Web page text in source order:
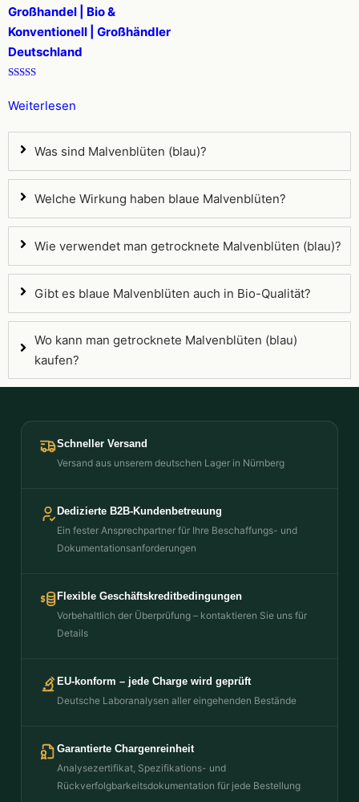
Großhandel | Bio &
Konventionell | Großhändler
Deutschland
von 5
Weiterlesen
Was sind Malvenblüten (blau)?
Welche Wirkung haben blaue Malvenblüten?
Wie verwendet man getrocknete Malvenblüten (blau)?
Gibt es blaue Malvenblüten auch in Bio-Qualität?
Wo kann man getrocknete Malvenblüten (blau)
kaufen?
Schneller Versand
Versand aus unserem deutschen Lager in Nürnberg
Dedizierte B2B-Kundenbetreuung
Ein fester Ansprechpartner für Ihre Beschaffungs- und
Dokumentationsanforderungen
Flexible Geschäftskreditbedingungen
Vorbehaltlich der Überprüfung – kontaktieren Sie uns für
Details
EU-konform – jede Charge wird geprüft
Deutsche Laboranalysen aller eingehenden Bestände
Garantierte Chargenreinheit
Analysezertifikat, Spezifikations- und
Rückverfolgbarkeitsdokumentation für jede Bestellung